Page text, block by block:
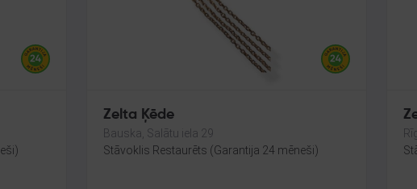
Zelta Ķēde
Bauska, Salātu iela 29
Stāvoklis Restaurēts (Garantija 24 mēneši)